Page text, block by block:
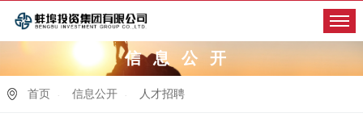
信息公开
首页 信息公开 人才招聘